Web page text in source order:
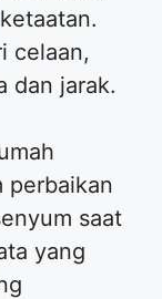
celaan,
dan jarak.
perbaikan
saat
yang